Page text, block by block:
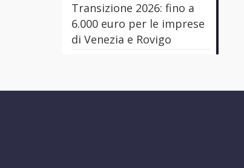
Transizione 2026: fino a
6.000 euro per le imprese
di Venezia e Rovigo